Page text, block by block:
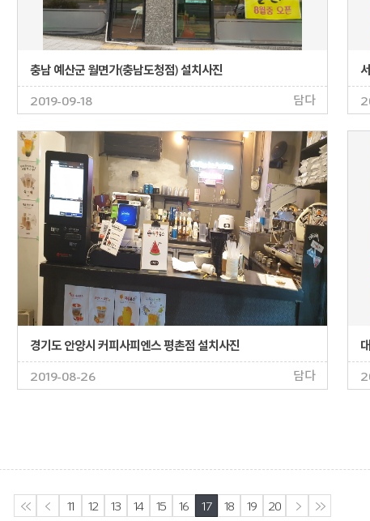
충남 예산군 월면가(충남도청점) 설치사진
2019-09-18
담다
경기도 안양시 커피사피엔스 평촌점 설치사진
2019-08-26
담다
��ó��
����
11 12 13 14 15 16 17 18 19 20 ����